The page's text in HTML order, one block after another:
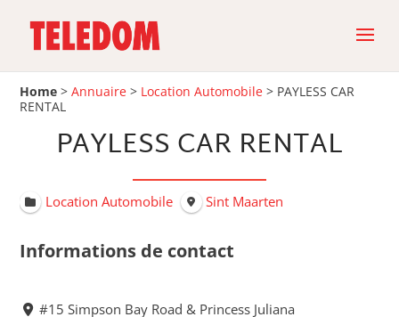
Home >Annuaire > Location Automobile > PAYLESS CAR
RENTAL
PAYLESS CAR RENTAL
Location Automobile Sint Maarten
Informations de contact
#15 Simpson Bay Road & Princess Juliana